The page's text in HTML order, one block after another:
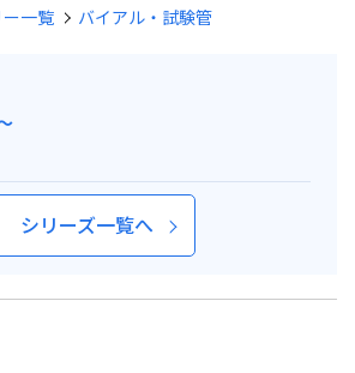
一覧 バイアル・試験管
シリーズ一覧へ